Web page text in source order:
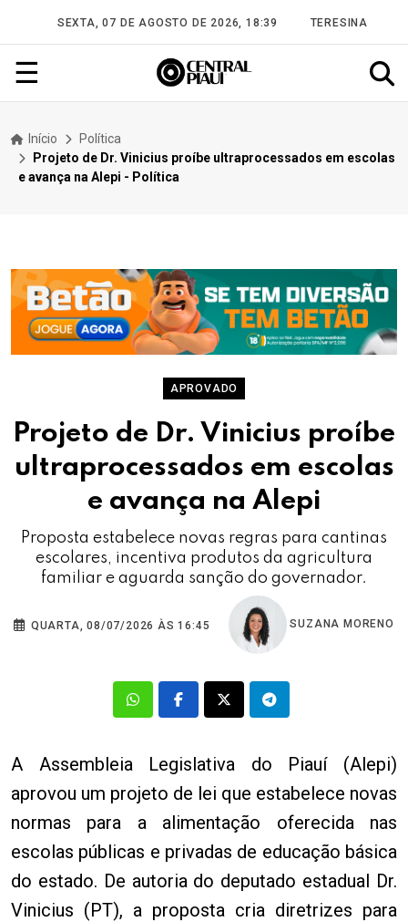
SEXTA, 07 DE AGOSTO DE 2026, 18:39 TERESINA
☰
Início
Política
Projeto de Dr. Vinicius proíbe ultraprocessados em escolas
e avança na Alepi - Política
APROVADO
Projeto de Dr. Vinicius proíbe
ultraprocessados em escolas
e avança na Alepi
Proposta estabelece novas regras para cantinas
escolares, incentiva produtos da agricultura
familiar e aguarda sanção do governador.
QUARTA, 08/07/2026 ÀS 16:45 SUZANA MORENO
A Assembleia Legislativa do Piauí (Alepi)
aprovou um projeto de lei que estabelece novas
normas para a alimentação oferecida nas
escolas públicas e privadas de educação básica
do estado. De autoria do deputado estadual Dr.
Vinicius (PT), a proposta cria diretrizes para